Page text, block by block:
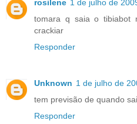
rosilene 1 de julho de
tomara q saia o tibiabot
crackiar
Responder
Unknown 1 de julho de
tem previsão de quando
Responder